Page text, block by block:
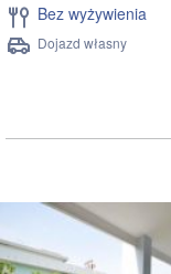
Bez wyżywienia
Dojazd własny